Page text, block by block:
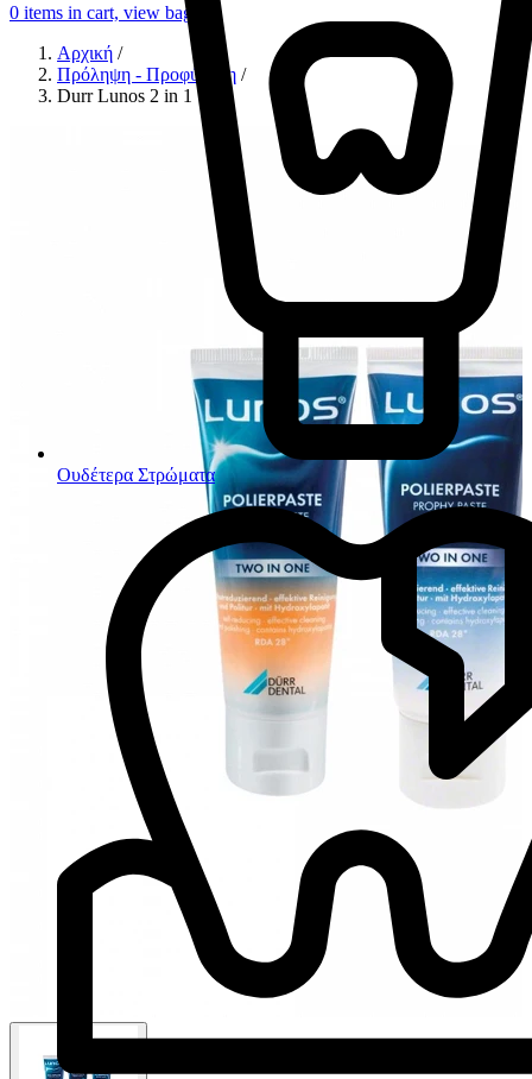
Ουδέτερα Στρώματα
0 items in cart, view bag
Αρχική /
Πρόληψη - Προφύλαξη /
Durr Lunos 2 in 1